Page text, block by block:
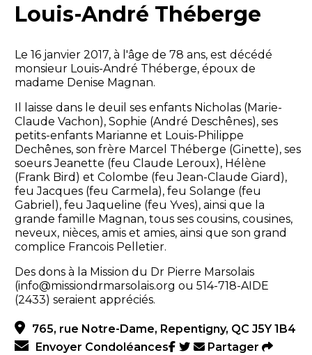
Louis-André Théberge
Le 16 janvier 2017, à l'âge de 78 ans, est décédé
monsieur Louis-André Théberge, époux de
madame Denise Magnan.
Il laisse dans le deuil ses enfants Nicholas (Marie-
Claude Vachon), Sophie (André Deschênes), ses
petits-enfants Marianne et Louis-Philippe
Dechênes, son frère Marcel Théberge (Ginette), ses
soeurs Jeanette (feu Claude Leroux), Hélène
(Frank Bird) et Colombe (feu Jean-Claude Giard),
feu Jacques (feu Carmela), feu Solange (feu
Gabriel), feu Jaqueline (feu Yves), ainsi que la
grande famille Magnan, tous ses cousins, cousines,
neveux, nièces, amis et amies, ainsi que son grand
complice Francois Pelletier.
Des dons à la Mission du Dr Pierre Marsolais
(info@missiondrmarsolais.org ou 514-718-AIDE
(2433) seraient appréciés.
765, rue Notre-Dame, Repentigny, QC J5Y 1B4
Envoyer Condoléances
Partager